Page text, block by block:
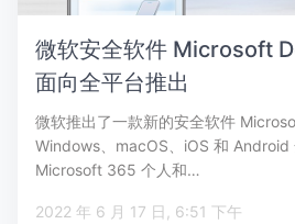
微软安全软件 Microsoft
面向全平台推出
微软推出了一款新的安全软件
Windows、macOS、iOS 和 Android
Microsoft 365 个人和…
2022 年 6 月 17 日, 6:51 下午